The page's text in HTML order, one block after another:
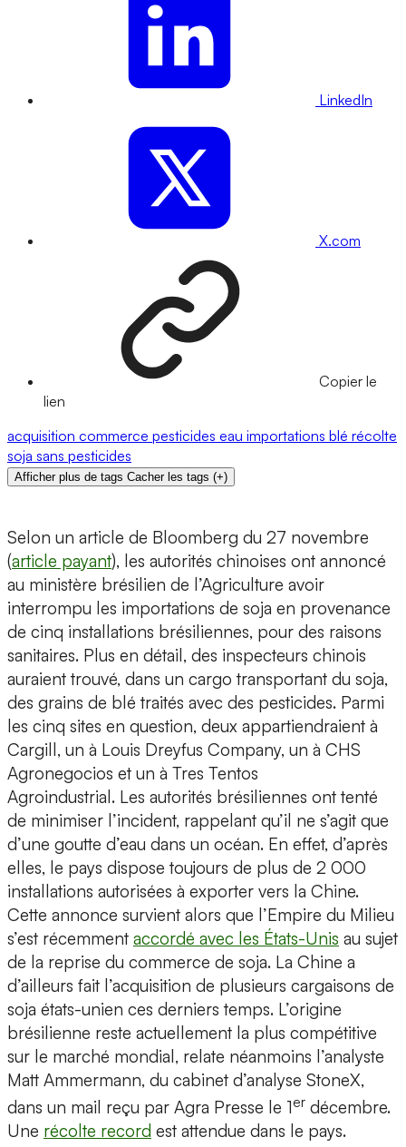
LinkedIn
X.com
Copier le
lien
acquisition commerce pesticides eau importations blé récolte
soja sans pesticides
Afficher plus de tags Cacher les tags (+)
Selon un article de Bloomberg du 27 novembre
(article payant), les autorités chinoises ont annoncé
au ministère brésilien de l’Agriculture avoir
interrompu les importations de soja en provenance
de cinq installations brésiliennes, pour des raisons
sanitaires. Plus en détail, des inspecteurs chinois
auraient trouvé, dans un cargo transportant du soja,
des grains de blé traités avec des pesticides. Parmi
les cinq sites en question, deux appartiendraient à
Cargill, un à Louis Dreyfus Company, un à CHS
Agronegocios et un à Tres Tentos
Agroindustrial. Les autorités brésiliennes ont tenté
de minimiser l’incident, rappelant qu’il ne s’agit que
d’une goutte d’eau dans un océan. En effet, d’après
elles, le pays dispose toujours de plus de 2 000
installations autorisées à exporter vers la Chine.
Cette annonce survient alors que l’Empire du Milieu
s’est récemment accordé avec les États-Unis au sujet
de la reprise du commerce de soja. La Chine a
d’ailleurs fait l’acquisition de plusieurs cargaisons de
soja états-unien ces derniers temps. L’origine
brésilienne reste actuellement la plus compétitive
sur le marché mondial, relate néanmoins l’analyste
Matt Ammermann, du cabinet d’analyse StoneX,
dans un mail reçu par Agra Presse le 1er décembre.
Une récolte record est attendue dans le pays.